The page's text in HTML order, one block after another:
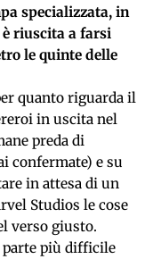
specializzata, in
è riuscita a farsi
le quinte delle
quanto riguarda il
in uscita nel
preda di
confermate) e su
in attesa di un
Studios le cose
verso giusto.
parte più difficile